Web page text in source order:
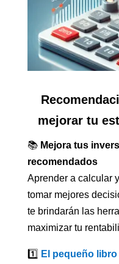
mejorar tu
📚 Mejora tus
recomendados
Aprender a calcular
tomar mejores
te brindarán las
maximizar tu
1️⃣ El pequeño